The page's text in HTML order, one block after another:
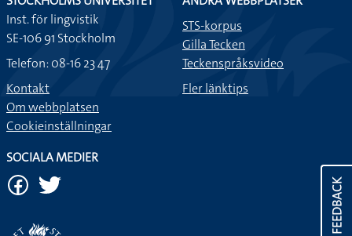
FEEDBACK
Inst. för lingvistik
SE-106 91 Stockholm
Telefon: 08-16 23 47
Kontakt
Om webbplatsen
Cookieinställningar
STS-korpus
Gilla Tecken
Teckenspråksvideo
Fler länktips
SOCIALA MEDIER